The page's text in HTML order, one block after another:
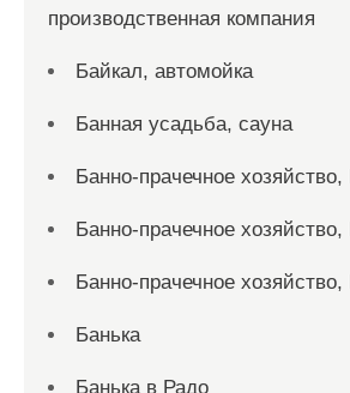
производственная компания
Байкал, автомойка
Банная усадьба, сауна
Банно-прачечное
Банно-прачечное
Банно-прачечное
Банька
Банька в Радо